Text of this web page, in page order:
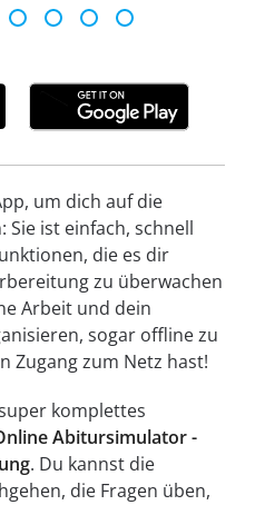
um dich auf die
ist einfach, schnell
die es dir
zu überwachen
Arbeit und dein
sogar offline zu
Zugang zum Netz hast!
komplettes
Abitursimulator -
. Du kannst die
die Fragen üben,